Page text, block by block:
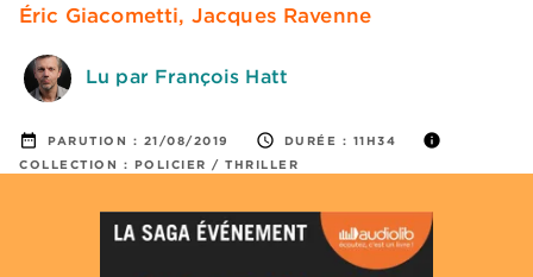
Éric Giacometti, Jacques Ravenne
Lu par François Hatt
date_range PARUTION : 21/08/2019 access_time DURÉE : 11H34 info
COLLECTION : POLICIER / THRILLER